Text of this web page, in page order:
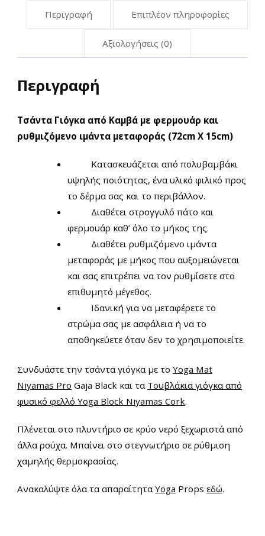
Περιγραφή Επιπλέον πληροφορίες
Αξιολογήσεις (0)
Περιγραφή
Τσάντα Γιόγκα από Καμβά με φερμουάρ και
ρυθμιζόμενο ιμάντα μεταφοράς (72cm X 15cm)
Κατασκευάζεται από πολυβαμβάκι
υψηλής ποιότητας, ένα υλικό φιλικό προς
το δέρμα σας και το περιβάλλον.
Διαθέτει στρογγυλό πάτο και
φερμουάρ καθ’ όλο το μήκος της.
Διαθέτει ρυθμιζόμενο ιμάντα
μεταφοράς με μήκος που αυξομειώνεται
και σας επιτρέπει να τον ρυθμίσετε στο
επιθυμητό μέγεθος.
Ιδανική για να μεταφέρετε το
στρώμα σας με ασφάλεια ή να το
αποθηκεύετε όταν δεν το χρησιμοποιείτε.
Συνδυάστε την τσάντα γιόγκα με το Yoga Mat
Niyamas Pro Gaja Black και τα Τουβλάκια γιόγκα από
φυσικό φελλό Yoga Block Niyamas Cork.
Πλένεται στο πλυντήριο σε κρύο νερό ξεχωριστά από
άλλα ρούχα. Μπαίνει στο στεγνωτήριο σε ρύθμιση
χαμηλής θερμοκρασίας.
Ανακαλύψτε όλα τα απαραίτηταYoga Props εδώ.